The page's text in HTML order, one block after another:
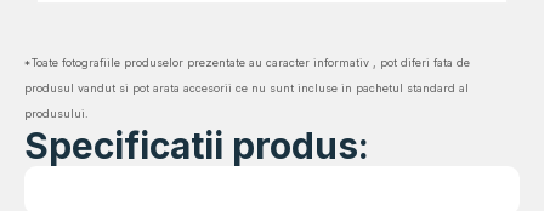
*Toate fotografiile produselor prezentate au caracter informativ , pot diferi fata de
produsul vandut si pot arata accesorii ce nu sunt incluse in pachetul standard al
produsului.
Specificatii produs: